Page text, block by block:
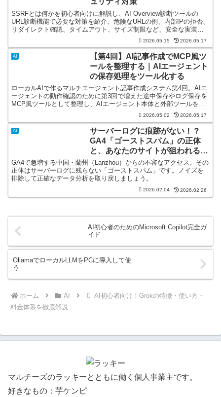
SSRFとは何かを初心者向けに解説し、AI Overview診断ツールの
URL診断機能で必要な対策を紹介。危険なURLの例、内部IPの拒否、
リダイレクト確認、タイムアウト、サイズ制限など、安全な実装方
2026.05.15 2026.05.17
AI
【第4回】AI記事作成でMCP風ツ
ールを整理する｜AIエージェント
の保存処理をツール化する
ローカルAIで作るマルチエージェント記事作成システム第4回。AIエ
ージェントの動作確認のために第3回で増えた途中保存やログ保存を
MCP風ツールとして整理し、AIエージェント本体と外部ツールを分
離する考え方を解説します。これによりAIエージェント本体の動き
2026.05.02 2026.05.17
AI
サーバーログに痕跡がない！？
GA4「ゴーストスパム」の正体
と、あなたのサイトが狙われる理
由
GA4で急増する中国・蘭州（Lanzhou）からの不審なアクセス。その
正体はサーバーログに残らない「ゴーストスパム」です。ノイズを
排除して正確なデータ分析を取り戻しましょう。
2026.02.04 2026.02.26
AI初心者のためのMicrosoft Copilot完全ガ
イド
OllamaでローカルLLMをPCに導入して使
う
ホーム AI
AI初心者向け！Grokの特徴・使い方・
料金体系を徹底解説
マルチーズのラッキーとともに働く個人事業主です。
好きなもの：芋ケンピ